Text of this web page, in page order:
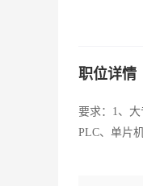
职位详情
要求：1、
PLC、单片